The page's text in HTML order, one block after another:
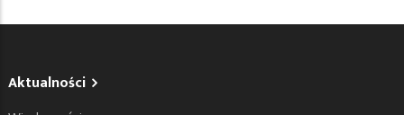
Aktualności